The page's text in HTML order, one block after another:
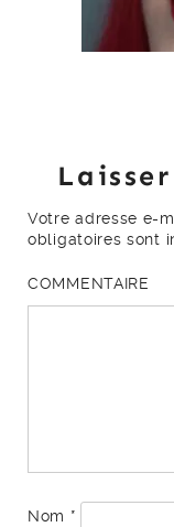
Votre adresse e-
obligatoires sont
COMMENTAIRE
Nom *